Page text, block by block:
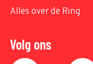
Alles over de Ring
Volg ons